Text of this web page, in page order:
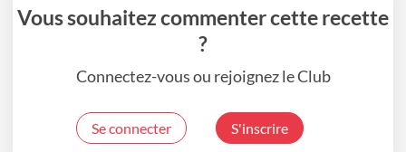
Vous souhaitez commenter cette recette
?
Connectez-vous ou rejoignez le Club
Se connecter S'inscrire